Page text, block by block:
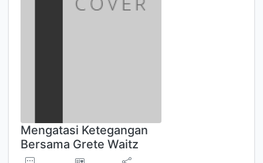
Mengatasi Ketegangan
Bersama Grete Waitz